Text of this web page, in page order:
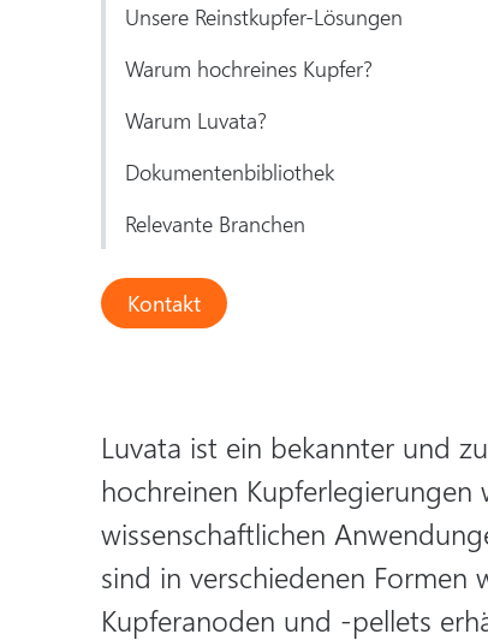
Unsere Reinstkupfer-Lösungen
Warum hochreines Kupfer?
Warum Luvata?
Dokumentenbibliothek
Relevante Branchen
Kontakt
Luvata ist ein bekannter und
hochreinen
wissenschaftlichen
sind in verschiedenen Formen
Kupferanoden und -pellets